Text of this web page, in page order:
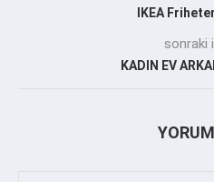
IKEA
sonraki
KADIN EV